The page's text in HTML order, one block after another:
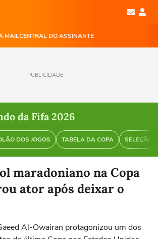
MAILCENTRAL DO ASSINANTE
PUBLICIDADE
da Fifa 2026
DOS JOGOS TABELA DA COPA SELEÇÃO
ver as notícias
maradoniano na Copa
ator após deixar o
Al-Owairan protagonizou um dos